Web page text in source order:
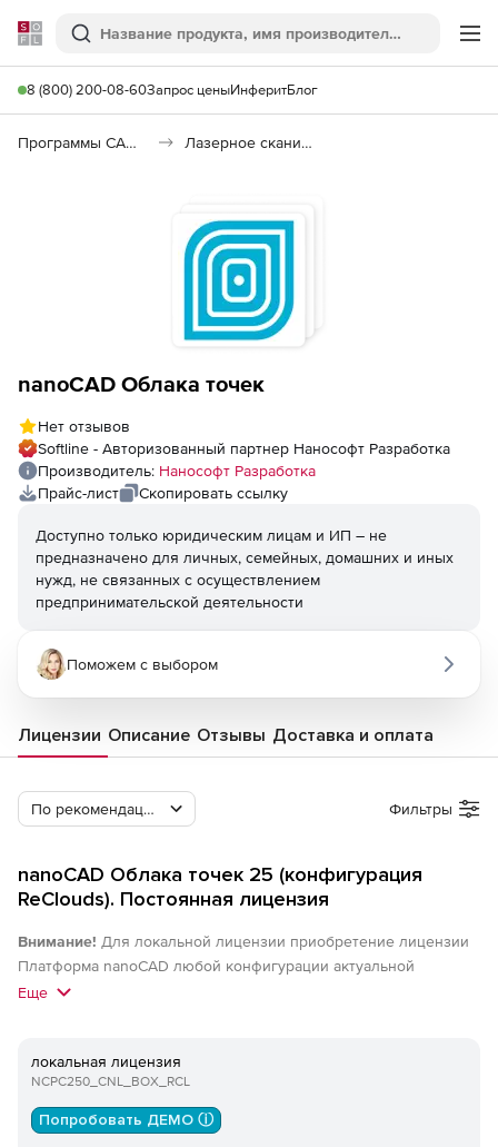
Softline
Поиск
8 (800) 200-08-60Запрос ценыИнферитБлог
Программы САПР и ГИС Лазерное сканирование
nanoCAD Облака точек
Нет отзывов
Softline - Авторизованный партнер Нанософт Разработка
Производитель: Нанософт Разработка
Прайс-лист
Скопировать ссылку
Доступно только юридическим лицам и ИП – не
предназначено для личных, семейных, домашних и иных
нужд, не связанных с осуществлением
предпринимательской деятельности
Поможем с выбором
Лицензии Описание Отзывы Доставка и оплата
По рекомендации Softline Фильтры
nanoCAD Облака точек 25 (конфигурация
ReClouds). Постоянная лицензия
Внимание! Для локальной лицензии приобретение лицензии
Платформа nanoCAD любой конфигурации актуальной
(локальной) версии обязательно. Для сетевых лицензий
лицензия актуальной версии обязательно. Приобретение
подписки на обновление обязательно.
Еще
локальная лицензия
NCPC250_CNL_BOX_RCL
Попробовать ДЕМО ⓘ